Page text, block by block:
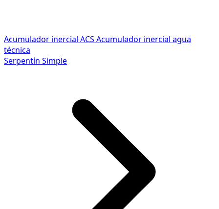
Acumulador inercial ACS Acumulador inercial agua
técnica
Serpentín Simple